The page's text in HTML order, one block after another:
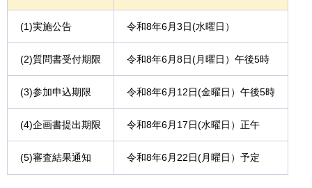
(1)実施公告 令和8年6月3日(水曜日）
(2)質問書受付期限 令和8年6月8日(月曜日）午後5時
(3)参加申込期限 令和8年6月12日(金曜日）午後5時
(4)企画書提出期限 令和8年6月17日(水曜日）正午
(5)審査結果通知 令和8年6月22日(月曜日）予定